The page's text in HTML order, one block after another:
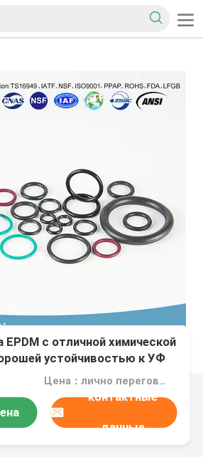
с отличной химической
устойчивостью к УФ
Цена：лично переговорить
контактные
данные